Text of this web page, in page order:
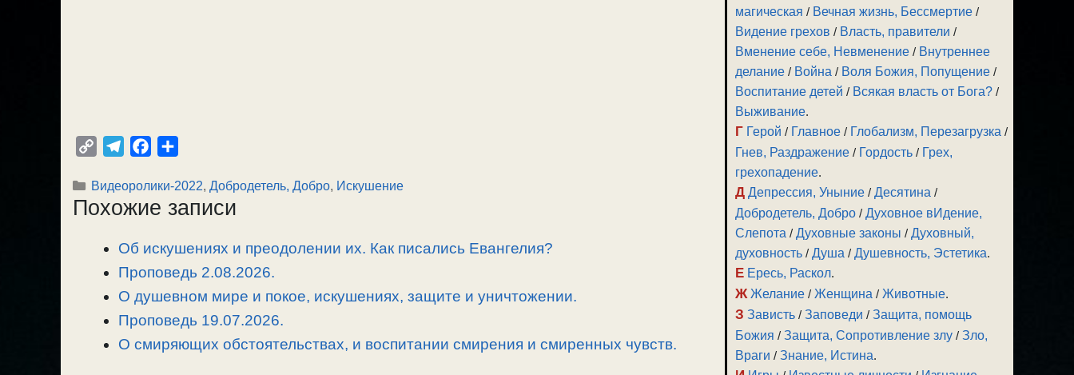
p
y
l
e
r
a
m
c
e
o
o
k
п
р
в
и
т
Рубрики
Видеоролики-2022, Добродетель, Добро, Искушение
Похожие записи
Об искушениях и преодолении их. Как писались Евангелия?
Проповедь 2.08.2026.
О душевном мире и покое, искушениях, защите и уничтожении.
Проповедь 19.07.2026.
О смиряющих обстоятельствах, и воспитании смирения и смиренных чувств.
магическая / Вечная жизнь, Бессмертие /
Видение грехов / Власть, правители /
Вменение себе, Невменение / Внутреннее
делание / Война / Воля Божия, Попущение /
Воспитание детей / Всякая власть от Бога? /
Выживание.
Г Герой / Главное / Глобализм, Перезагрузка /
Гнев, Раздражение / Гордость / Грех,
грехопадение.
Д Депрессия, Уныние /Десятина /
Добродетель, Добро /Духовное вИдение,
Слепота /Духовные законы /Духовный,
духовность /Душа /Душевность, Эстетика.
Е Ересь, Раскол.
Ж Желание /Женщина /Животные.
З Зависть /Заповеди /Защита, помощь
Божия /Защита, Сопротивление злу /Зло,
Враги /Знание, Истина.